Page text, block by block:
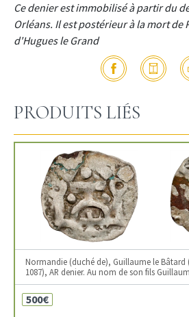
Ce denier est immobilisé à partir du
Orléans. Il est postérieur à la mort de
d'Hugues le Grand
PRODUITS LIÉS
Normandie (duché de), Guillaume le Bâtard
1087), AR denier. Au nom de son fils
500€